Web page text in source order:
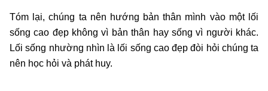
Tóm lại, chúng ta nên hướng bản thân mình vào một lối
sống cao đẹp không vì bản thân hay sống vì người khác.
Lối sống nhường nhìn là lối sống cao đẹp đòi hỏi chúng ta
nên học hỏi và phát huy.